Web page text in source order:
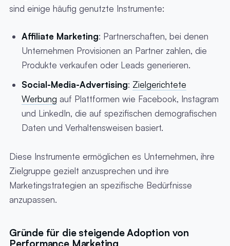
sind einige häufig genutzte Instrumente:
Affiliate Marketing: Partnerschaften, bei denen
Unternehmen Provisionen an Partner zahlen, die
Produkte verkaufen oder Leads generieren.
Social-Media-Advertising: Zielgerichtete
Werbung auf Plattformen wie Facebook, Instagram
und LinkedIn, die auf spezifischen demografischen
Daten und Verhaltensweisen basiert.
Diese Instrumente ermöglichen es Unternehmen, ihre
Zielgruppe gezielt anzusprechen und ihre
Marketingstrategien an spezifische Bedürfnisse
anzupassen.
Gründe für die steigende Adoption von
Performance Marketing